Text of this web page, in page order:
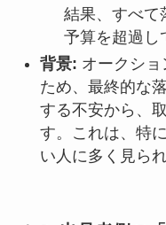
結果、すべて
予算を超過し
背景: オークシ
ため、最終的な
する不安から、
す。これは、特
い人に多く見られ